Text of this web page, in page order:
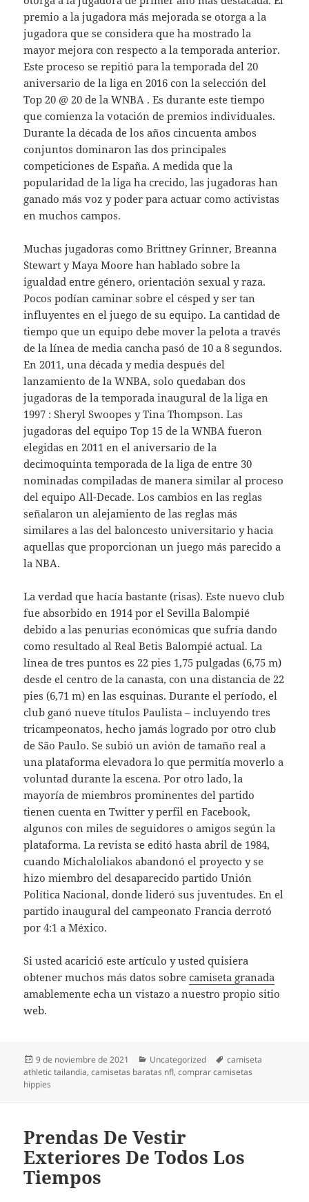
premio a la jugadora más mejorada se otorga a la
jugadora que se considera que ha mostrado la
mayor mejora con respecto a la temporada anterior.
Este proceso se repitió para la temporada del 20
aniversario de la liga en 2016 con la selección del
Top 20 @ 20 de la WNBA . Es durante este tiempo
que comienza la votación de premios individuales.
Durante la década de los años cincuenta ambos
conjuntos dominaron las dos principales
competiciones de España. A medida que la
popularidad de la liga ha crecido, las jugadoras han
ganado más voz y poder para actuar como activistas
en muchos campos.
Muchas jugadoras como Brittney Grinner, Breanna
Stewart y Maya Moore han hablado sobre la
igualdad entre género, orientación sexual y raza.
Pocos podían caminar sobre el césped y ser tan
influyentes en el juego de su equipo. La cantidad de
tiempo que un equipo debe mover la pelota a través
de la línea de media cancha pasó de 10 a 8 segundos.
En 2011, una década y media después del
lanzamiento de la WNBA, solo quedaban dos
jugadoras de la temporada inaugural de la liga en
1997 : Sheryl Swoopes y Tina Thompson. Las
jugadoras del equipo Top 15 de la WNBA fueron
elegidas en 2011 en el aniversario de la
decimoquinta temporada de la liga de entre 30
nominadas compiladas de manera similar al proceso
del equipo All-Decade. Los cambios en las reglas
señalaron un alejamiento de las reglas más
similares a las del baloncesto universitario y hacia
aquellas que proporcionan un juego más parecido a
la NBA.
La verdad que hacía bastante (risas). Este nuevo club
fue absorbido en 1914 por el Sevilla Balompié
debido a las penurias económicas que sufría dando
como resultado al Real Betis Balompié actual. La
línea de tres puntos es 22 pies 1,75 pulgadas (6,75 m)
desde el centro de la canasta, con una distancia de 22
pies (6,71 m) en las esquinas. Durante el período, el
club ganó nueve títulos Paulista – incluyendo tres
tricampeonatos, hecho jamás logrado por otro club
de São Paulo. Se subió un avión de tamaño real a
una plataforma elevadora lo que permitía moverlo a
voluntad durante la escena. Por otro lado, la
mayoría de miembros prominentes del partido
tienen cuenta en Twitter y perfil en Facebook,
algunos con miles de seguidores o amigos según la
plataforma. La revista se editó hasta abril de 1984,
cuando Michaloliakos abandonó el proyecto y se
hizo miembro del desaparecido partido Unión
Política Nacional, donde lideró sus juventudes. En el
partido inaugural del campeonato Francia derrotó
por 4:1 a México.
Si usted acarició este artículo y usted quisiera
obtener muchos más datos sobrecamiseta granada
amablemente echa un vistazo a nuestro propio sitio
web.
Publicado
el
9 de noviembre de 2021 Categorías
Uncategorized Etiquetas
camiseta
athletic tailandia,camisetas baratas nfl,comprar camisetas
hippies
Prendas De Vestir
Exteriores De Todos Los
Tiempos